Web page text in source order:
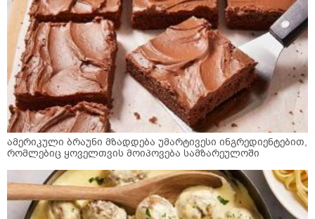
ამერიკული ბრაუნი მზადდება უმარტივესი ინგრედიენტებით,
რომლებიც ყოველთვის მოიპოვება სამზარეულოში